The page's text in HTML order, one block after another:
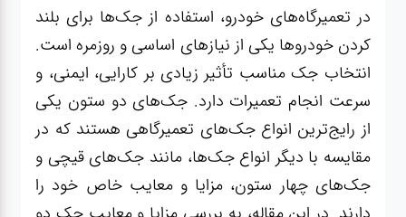
جلوبندی
برق و
باطری و
دیاگ
در تعمیرگاه‌های خودرو، استفاده از جک‌ها برای بلند
کردن خودروها یکی از نیازهای اساسی و روزمره است.
انتخاب جک مناسب تأثیر زیادی بر کارایی، ایمنی، و
سرعت انجام تعمیرات دارد. جک‌های دو ستون یکی
از رایج‌ترین انواع جک‌های تعمیرگاهی هستند که در
مقایسه با دیگر انواع جک‌ها، مانند جک‌های قیچی و
جک‌های چهار ستون، مزایا و معایب خاص خود را